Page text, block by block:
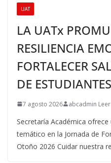
UAT
LA UATx
RESILIENCIA
FORTALECER
DE
7 agosto 2026 abcadmin
Secretaría Académica
temático en la Jornada de
Otoño 2026 Cuidar nuestra